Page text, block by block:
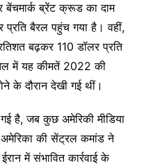
बेंचमार्क ब्रेंट क्रूड का दाम
बैरल पहुंच गया है। वहीं,
बढ़कर 110 डॉलर प्रति
में यह कीमतें 2022 की
दौरान देखी गई थीं।
है, जब कुछ अमेरिकी मीडिया
अमेरिका की सेंट्रल कमांड ने
में संभावित कार्रवाई के